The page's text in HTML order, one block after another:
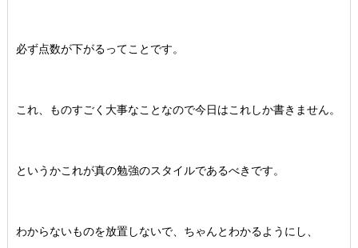
必ず点数が下がるってことです。
これ、ものすごく大事なことなので今日はこれしか書きません。
というかこれが真の勉強のスタイルであるべきです。
わからないものを放置しないで、ちゃんとわかるようにし、